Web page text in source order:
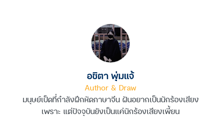
อชิตา พุ่มแจ้
Author & Draw
มนุษย์เป็ดที่กำลังฝึกหัดภาษาจีน ฝันอยากเป็นนักร้องเสียง
เพราะ แต่ปัจจุบันยังเป็นแค่นักร้องเสียงเพี้ยน